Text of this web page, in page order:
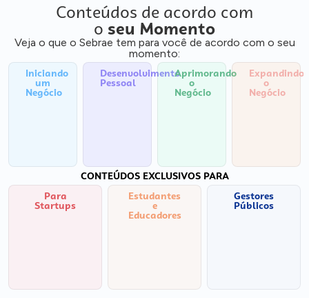
Conteúdos de acordo com
o seu Momento
Veja o que o Sebrae tem para você de acordo com o seu
momento:
Iniciando
um
Negócio
Desenvolvimento
Pessoal
Aprimorando
o
Negócio
Expandindo
o
Negócio
CONTEÚDOS EXCLUSIVOS PARA
Para
Startups
Estudantes
e
Educadores
Gestores
Públicos